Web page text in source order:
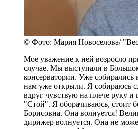
© Фото: Мария Новоселова/
Мое уважение к ней возросло
случае. Мы выступали в
консерватории. Уже собирались
нам уже открыли. Я собираюсь
вдруг чувствую на плече руку и
"Стой". Я оборачиваюсь, стоит
Борисовна. Она волнуется!
дирижер волнуется. Она не